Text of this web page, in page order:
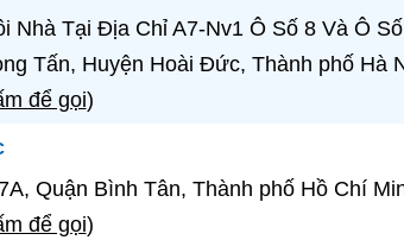
Nhà Tại Địa Chỉ A7-Nv1 Ô Số 8 Và Ô
Tấn, Huyện Hoài Đức, Thành phố Hà
để gọi)
Quận Bình Tân, Thành phố Hồ Chí
để gọi)